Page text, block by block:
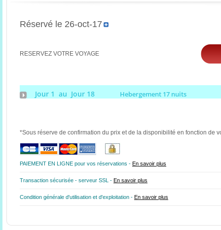
Réservé le 26-oct-17
RESERVEZ VOTRE VOYAGE
Jour 1 au Jour 18 Hebergement 17 nuits
*Sous réserve de confirmation du prix et de la disponibilité en fonction de
PAIEMENT EN LIGNE pour vos réservations - En savoir plus
Transaction sécurisée - serveur SSL - En savoir plus
Condition générale d'utilisation et d'exploitation - En savoir plus